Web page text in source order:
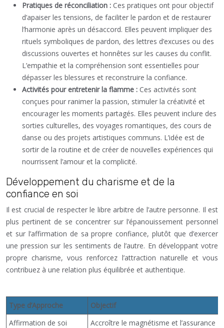
Pratiques de réconciliation : Ces pratiques ont pour objectif
d’apaiser les tensions, de faciliter le pardon et de restaurer
l’harmonie après un désaccord. Elles peuvent impliquer des
rituels symboliques de pardon, des lettres d’excuses ou des
discussions ouvertes et honnêtes sur les causes du conflit.
L’empathie et la compréhension sont essentielles pour
dépasser les blessures et reconstruire la confiance.
Activités pour entretenir la flamme : Ces activités sont
conçues pour ranimer la passion, stimuler la créativité et
encourager les moments partagés. Elles peuvent inclure des
sorties culturelles, des voyages romantiques, des cours de
danse ou des projets artistiques communs. L’idée est de
sortir de la routine et de créer de nouvelles expériences qui
nourrissent l’amour et la complicité.
Développement du charisme et de la
confiance en soi
Il est crucial de respecter le libre arbitre de l’autre personne. Il est
plus pertinent de se concentrer sur l’épanouissement personnel
et sur l’affirmation de sa propre confiance, plutôt que d’exercer
une pression sur les sentiments de l’autre. En développant votre
propre charisme, vous renforcez l’attraction naturelle et vous
contribuez à une relation plus équilibrée et authentique.
Type d’Approche
Objectif
Affirmation de soi
Accroître le magnétisme et l’assurance